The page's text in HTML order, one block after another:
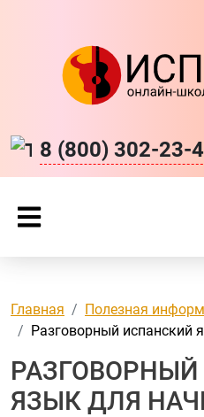
8 (800) 302-23-
Главная
Полезная
Разговорный испанский
ЯЗЫК ДЛЯ